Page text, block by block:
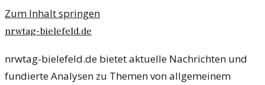
Zum Inhalt springen
nrwtag-bielefeld.de
nrwtag-bielefeld.de bietet aktuelle Nachrichten und
fundierte Analysen zu Themen von allgemeinem